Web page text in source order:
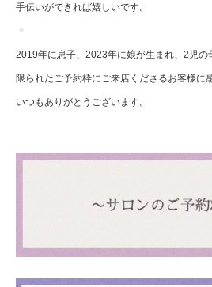
手伝いができれば嬉しいです。
2019年に息子、2023年に娘が生まれ、2児の
限られたご予約枠にご来店くださるお客様に
いつもありがとうございます。